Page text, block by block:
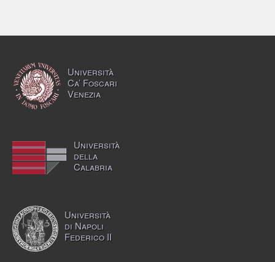
Università
Ca’ Foscari
Venezia
Università
della
Calabria
Università
di Napoli
Federico II